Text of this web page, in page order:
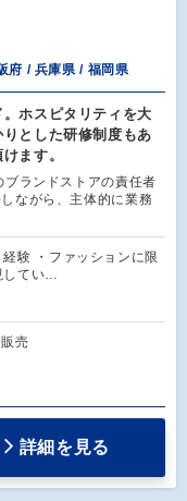
府 / 兵庫県 / 福岡県
ホスピタリティを大
とした研修制度もあ
ます。
ブランドストアの責任者
ながら、主体的に業務
験 ・ファッションに限
てい…
売
詳細を見る